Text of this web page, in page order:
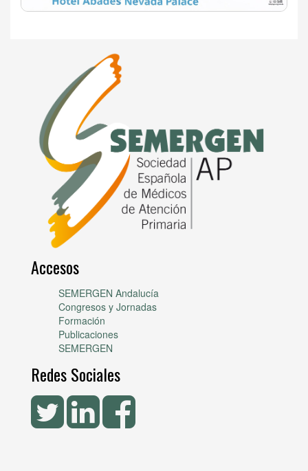
Accesos
SEMERGEN Andalucía
Congresos y Jornadas
Formación
Publicaciones
SEMERGEN
Redes Sociales